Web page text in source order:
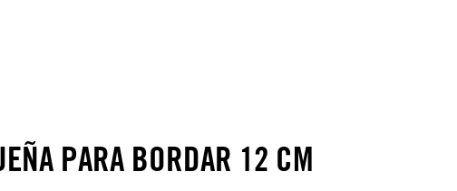
PARA BORDAR 12 CM